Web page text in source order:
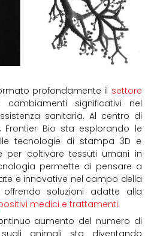
profondamente il settore
cambiamenti significativi nel
sanitaria. Al centro di
Frontier Bio sta esplorando le
tecnologie di stampa 3D e
per coltivare tessuti umani in
permette di pensare a
e innovative nel campo della
offrendo soluzioni adatte alla
medici e trattamenti.
aumento del numero di
animali sta diventando